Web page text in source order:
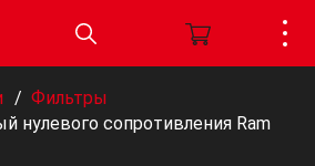
/ Фильтры
нулевого сопротивления Ram